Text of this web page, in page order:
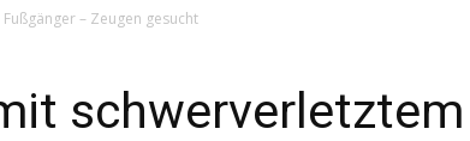
– Zeugen gesucht